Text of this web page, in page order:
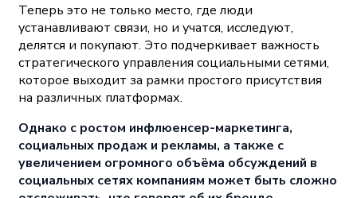
Теперь это не только место, где люди
устанавливают связи, но и учатся, исследуют,
делятся и покупают. Это подчеркивает важность
стратегического управления социальными сетями,
которое выходит за рамки простого присутствия
на различных платформах.
Однако с ростом инфлюенсер-маркетинга,
социальных продаж и рекламы, а также с
увеличением огромного объёма обсуждений в
социальных сетях компаниям может быть сложно